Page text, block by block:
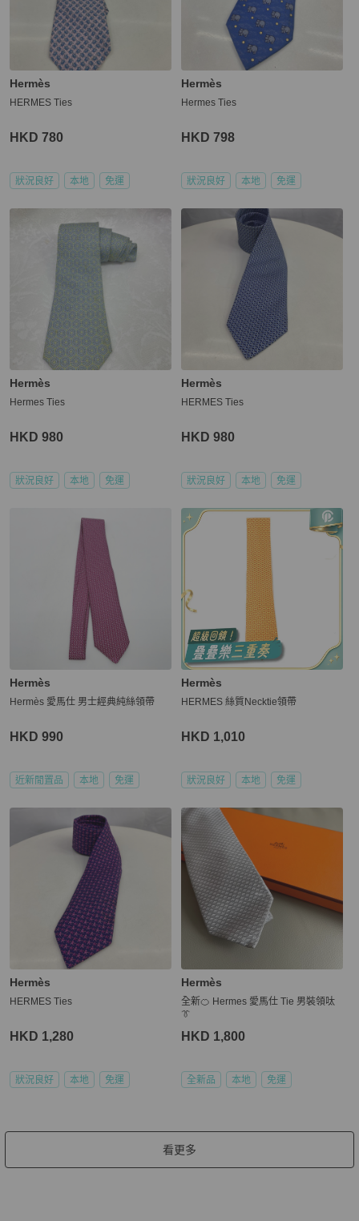
Hermès
HERMES Ties
HKD 780
狀況良好 本地 免運
Hermès
Hermes Ties
HKD 798
狀況良好 本地 免運
Hermès
Hermes Ties
HKD 980
狀況良好 本地 免運
Hermès
HERMES Ties
HKD 980
狀況良好 本地 免運
Hermès
Hermès 愛馬仕 男士經典純絲領帶
HKD 990
近新閒置品 本地 免運
Hermès
HERMES 絲質Necktie領帶
HKD 1,010
狀況良好 本地 免運
Hermès
HERMES Ties
HKD 1,280
狀況良好 本地 免運
Hermès
全新🍊 Hermes 愛馬仕 Tie 男裝領呔
👔
HKD 1,800
全新品 本地 免運
看更多